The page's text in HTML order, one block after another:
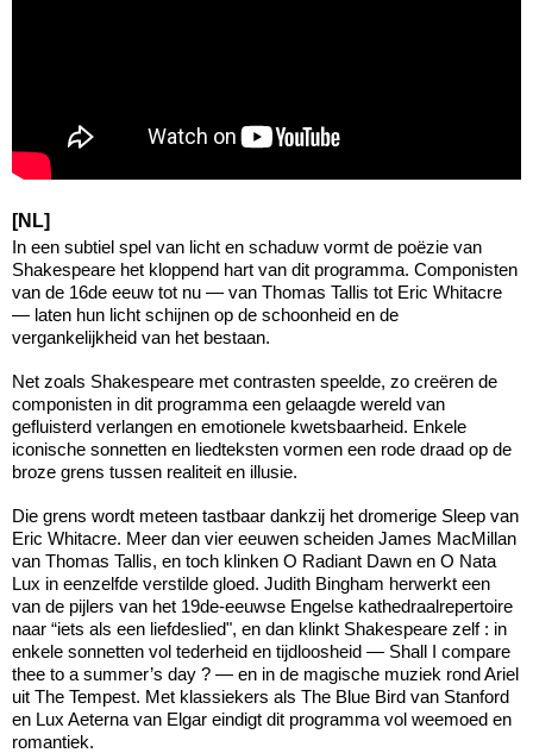
[NL]
In een subtiel spel van licht en schaduw vormt de poëzie van
Shakespeare het kloppend hart van dit programma. Componisten
van de 16de eeuw tot nu — van Thomas Tallis tot Eric Whitacre
— laten hun licht schijnen op de schoonheid en de
vergankelijkheid van het bestaan.
Net zoals Shakespeare met contrasten speelde, zo creëren de
componisten in dit programma een gelaagde wereld van
gefluisterd verlangen en emotionele kwetsbaarheid. Enkele
iconische sonnetten en liedteksten vormen een rode draad op de
broze grens tussen realiteit en illusie.
Die grens wordt meteen tastbaar dankzij het dromerige Sleep van
Eric Whitacre. Meer dan vier eeuwen scheiden James MacMillan
van Thomas Tallis, en toch klinken O Radiant Dawn en O Nata
Lux in eenzelfde verstilde gloed. Judith Bingham herwerkt een
van de pijlers van het 19de-eeuwse Engelse kathedraalrepertoire
naar “iets als een liefdeslied", en dan klinkt Shakespeare zelf : in
enkele sonnetten vol tederheid en tijdloosheid — Shall I compare
thee to a summer’s day ? — en in de magische muziek rond Ariel
uit The Tempest. Met klassiekers als The Blue Bird van Stanford
en Lux Aeterna van Elgar eindigt dit programma vol weemoed en
romantiek.